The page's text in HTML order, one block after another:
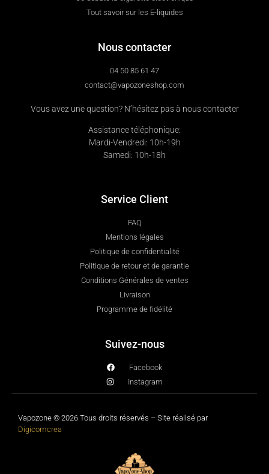
Tout savoir sur les E-liquides
Nous contacter
04 50 85 61 47
contact@vapozoneshop.com
Vous avez une question? N’hésitez pas à nous contacter
Assistance téléphonique:
Mardi-Vendredi: 10h-19h
Samedi: 10h-18h
Service Client
FAQ
Mentions légales
Politique de confidentialité
Politique de retour et de garantie
Conditions Générales de ventes
Livraison
Programme de fidélité
Suivez-nous
Facebook
Instagram
Vapozone © 2026 Tous droits réservés – Site réalisé par
Digicomcrea